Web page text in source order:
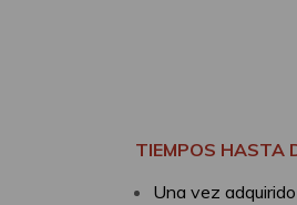
TIEMPOS HASTA
Una vez adquirido